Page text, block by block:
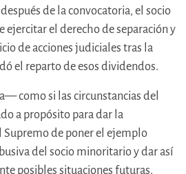
de la convocatoria, el socio
ejercitar el derecho de separación y
de acciones judiciales tras la
el reparto de esos dividendos.
como si las circunstancias del
a propósito para dar la
de poner el ejemplo
del socio minoritario y dar así
posibles situaciones futuras.